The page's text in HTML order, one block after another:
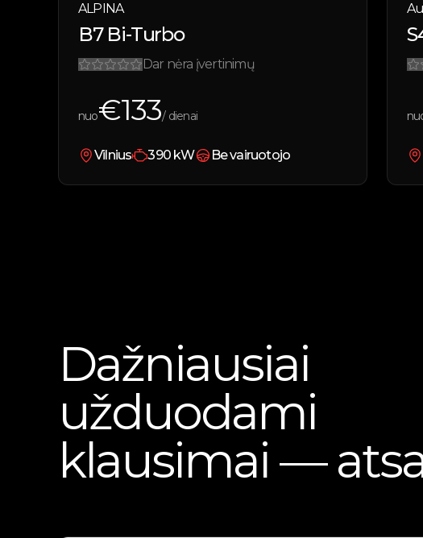
ALPINA
B7 Bi-Turbo
Dar nėra įvertinimų
nuo€133/ dienai
Vilnius 390 kW Be vairuotojo
Dažniausiai
užduodami
klausimai —